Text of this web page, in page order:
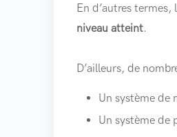
En d’autres
niveau atteint.
D’ailleurs, de
Un système de
Un système de